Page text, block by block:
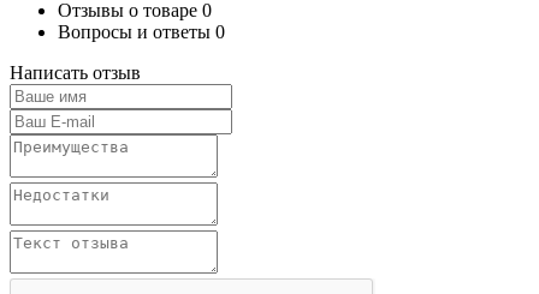
Отзывы о товаре 0
Вопросы и ответы 0
Написать отзыв